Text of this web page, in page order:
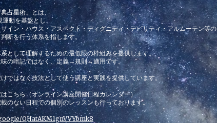
占星術」とは、
運動を基盤とし、
イン・ハウス・アスペクト・ディグニティ・デビリティ・アルムーテン等の
断を行う体系を指します。
として理解するための最低限の枠組みを提供します。
味の暗記ではなく、定義→規則→適用です。
ではなく技法として使う講座と実践を提供しています。
こちら（オンライン講座開催日程カレンダー）
のない日程での個別のレッスンも行っております。
QHatAKM1gnVVYbmk8